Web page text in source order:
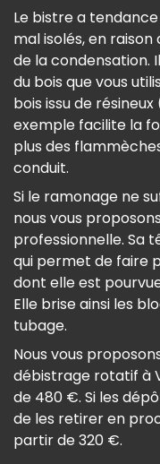
Le bistre a
mal isolés, en
de la condensation.
du bois que vous
bois issu de
exemple facilite la
plus des
conduit.
Si le ramonage ne
nous vous
professionnelle. Sa
qui permet de faire
dont elle est
Elle brise ainsi les
tubage.
Nous vous
débistrage rotatif à
de 480 €. Si les
de les retirer en
partir de 320 €.